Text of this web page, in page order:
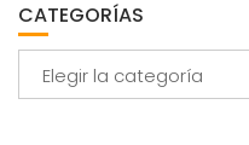
CATEGORÍAS